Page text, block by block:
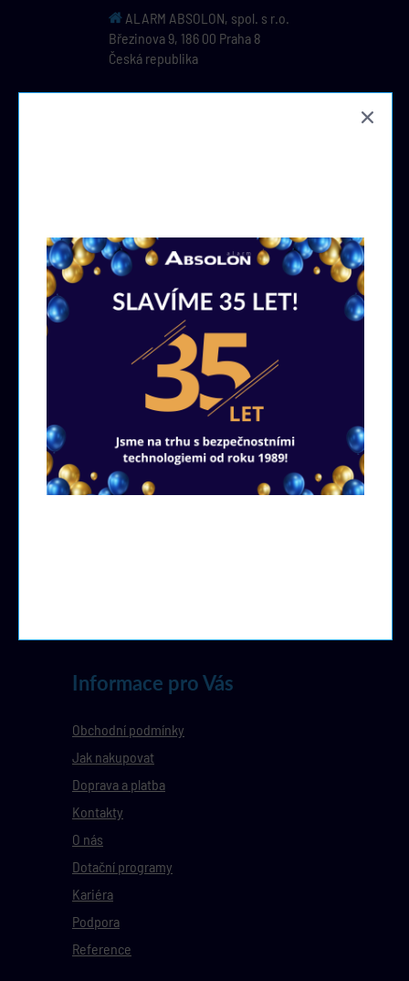
ALARM ABSOLON, spol. s r.o.
Březinova 9, 186 00 Praha 8
Česká republika
Pobočky
Informace pro Vás
Obchodní podmínky
Jak nakupovat
Doprava a platba
Kontakty
O nás
Dotační programy
Kariéra
Podpora
Reference